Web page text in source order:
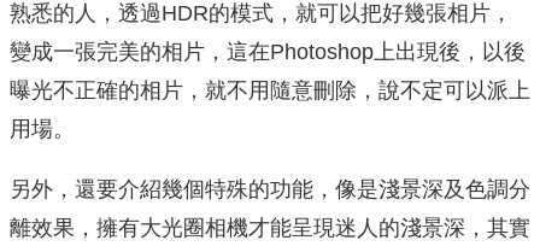
熟悉的人，透過HDR的模式，就可以把好幾張相片，
變成一張完美的相片，這在Photoshop上出現後，以後
曝光不正確的相片，就不用隨意刪除，說不定可以派上
用場。
另外，還要介紹幾個特殊的功能，像是淺景深及色調分
離效果，擁有大光圈相機才能呈現迷人的淺景深，其實